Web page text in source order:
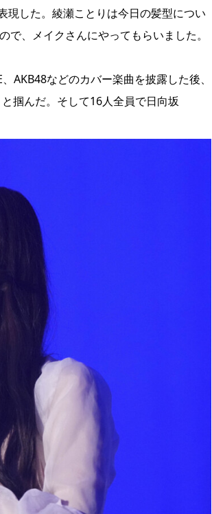
現した。綾瀬ことりは今日の髪型につい
、メイクさんにやってもらいました。
AKB48などのカバー楽曲を披露した後、
掴んだ。そして16人全員で日向坂